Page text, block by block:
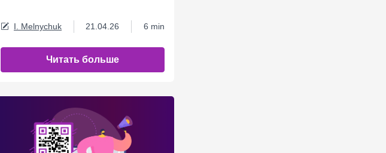
I. Melnychuk 21.04.26 6 min
Читать больше